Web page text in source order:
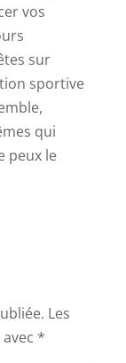
vos
sur
sportive
qui
peux le
Les
*